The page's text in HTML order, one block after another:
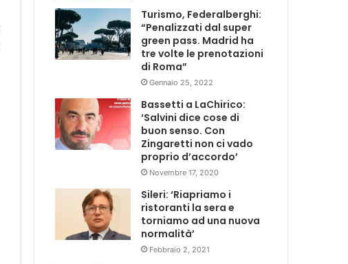
Turismo, Federalberghi:
“Penalizzati dal super
green pass. Madrid ha
tre volte le prenotazioni
di Roma”
Gennaio 25, 2022
Bassetti a LaChirico:
‘Salvini dice cose di
buon senso. Con
Zingaretti non ci vado
proprio d’accordo’
Novembre 17, 2020
Sileri: ‘Riapriamo i
ristoranti la sera e
torniamo ad una nuova
normalità’
Febbraio 2, 2021